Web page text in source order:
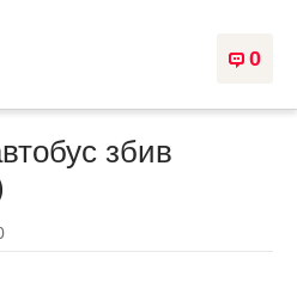
0
збив